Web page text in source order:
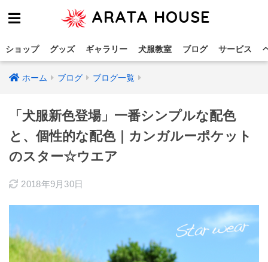
ARATA HOUSE
ショップ グッズ ギャラリー 犬服教室 ブログ サービス
ホーム ブログ ブログ一覧
「犬服新色登場」一番シンプルな配色
と、個性的な配色｜カンガルーポケット
のスター☆ウエア
2018年9月30日